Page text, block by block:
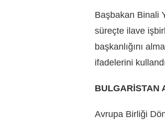
Başbakan Binali
süreçte ilave
başkanlığını
ifadelerini
BULGARİSTAN
Avrupa Birliği